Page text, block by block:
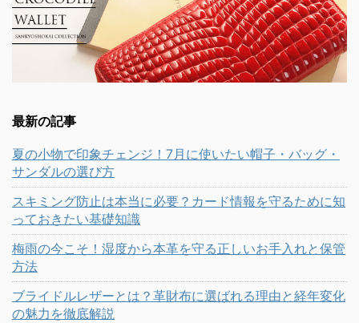
最新の記事
夏の小物で印象チェンジ！7月に使いたい帽子・バッグ・
サンダルの選び方
スキミング防止は本当に必要？カード情報を守るために知
っておきたい基礎知識
梅雨の今こそ！湿度から本革を守る正しいお手入れと保管
方法
ブライドルレザーとは？革財布に選ばれる理由と経年変化
の魅力を徹底解説